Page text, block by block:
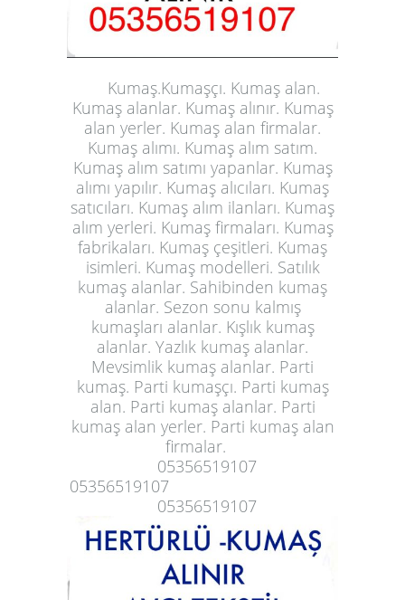
Kumaş.Kumaşçı. Kumaş alan.
Kumaş alanlar. Kumaş alınır. Kumaş
alan yerler. Kumaş alan firmalar.
Kumaş alımı. Kumaş alım satım.
Kumaş alım satımı yapanlar. Kumaş
alımı yapılır. Kumaş alıcıları. Kumaş
satıcıları. Kumaş alım ilanları. Kumaş
alım yerleri. Kumaş firmaları. Kumaş
fabrikaları. Kumaş çeşitleri. Kumaş
isimleri. Kumaş modelleri. Satılık
kumaş alanlar. Sahibinden kumaş
alanlar. Sezon sonu kalmış
kumaşları alanlar. Kışlık kumaş
alanlar. Yazlık kumaş alanlar.
Mevsimlik kumaş alanlar. Parti
kumaş. Parti kumaşçı. Parti kumaş
alan. Parti kumaş alanlar. Parti
kumaş alan yerler. Parti kumaş alan
firmalar.
05356519107
05356519107
05356519107